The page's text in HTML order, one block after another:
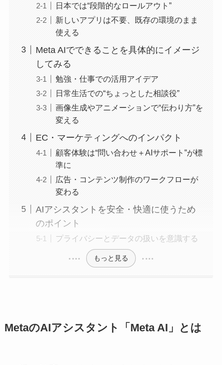
日本では“段階的なロールアウト”
新しいアプリは不要、既存の環境のまま
使える
Meta AIでできることを具体的にイメージ
してみる
勉強・仕事での活用アイデア
日常生活での“ちょっとした相談役”
画像生成やアニメーションで“伝わり方”を
変える
EC・マーケティングへのインパクト
顧客体験は“問い合わせ＋AIサポート”が標
準に
広告・コンテンツ制作のワークフローが
変わる
AIアシスタントを安全・快適に使うため
のポイント
プライバシーとデータの扱いを意識する
もっと見る
MetaのAIアシスタント「Meta AI」とは